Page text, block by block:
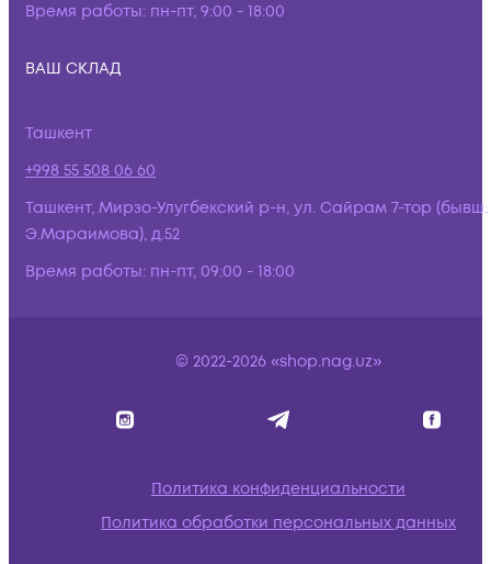
Время работы: пн-пт, 9:00 - 18:00
ВАШ СКЛАД
Ташкент
+998 55 508 06 60
Ташкент, Мирзо-Улугбекский р-н, ул. Сайрам 7-тор (бывш.
Э.Мараимова), д.52
Время работы: пн-пт, 09:00 - 18:00
© 2022-2026 «shop.nag.uz»
Политика конфиденциальности
Политика обработки персональных данных